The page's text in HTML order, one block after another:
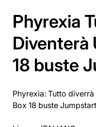
Phyrexia
Diventerà
18 buste
Phyrexia: Tutto
Box 18 buste Jumpstart